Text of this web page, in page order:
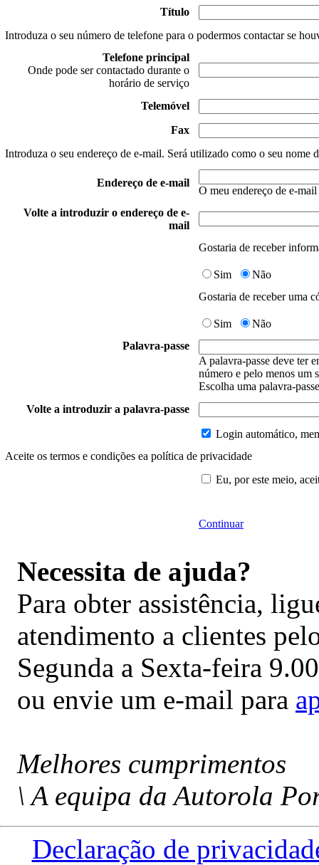
Título
Introduza o seu número de telefone para o podermos contactar se
Telefone principal
Onde pode ser contactado durante o
horário de serviço
Telemóvel
Fax
Introduza o seu endereço de e-mail. Será utilizado como o seu nome
Endereço de e-mail
O meu endereço de e-
Volte a introduzir o endereço de e-
mail
Gostaria de receber
Sim
Não
Gostaria de receber uma
Sim
Não
Palavra-passe
A palavra-passe deve ter
número e pelo menos um
Escolha uma palavra-
Volte a introduzir a palavra-passe
Login automático,
Aceite os termos e condições ea política de privacidade
Eu, por este meio,
Continuar
Necessita de ajuda?
Para obter assistência,
atendimento a clientes
Segunda a Sexta-feira
ou envie um e-mail para
Melhores cumprimentos
\ A equipa da Autorola
Declaração de